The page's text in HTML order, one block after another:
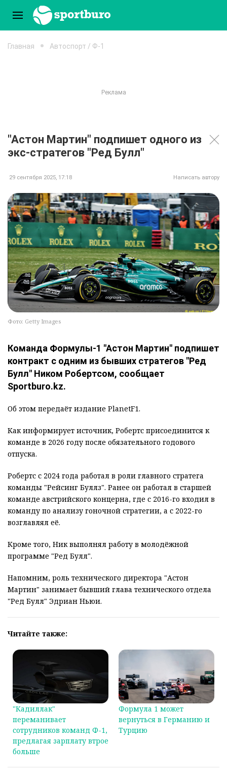
Главная Автоспорт / Ф-1
"Астон Мартин" подпишет одного из
экс-стратегов "Ред Булл"
29 сентября 2025, 17:18 Написать автору
Фото: Getty Images
Команда Формулы-1 "Астон Мартин" подпишет
контракт с одним из бывших стратегов "Ред
Булл" Ником Робертсом, сообщает
Sportburo.kz.
Об этом передаёт издание PlanetF1.
Как информирует источник, Робертс присоединится к
команде в 2026 году после обязательного годового
отпуска.
Робертс с 2024 года работал в роли главного стратега
команды "Рейсинг Буллз". Ранее он работал в старшей
команде австрийского концерна, где с 2016-го входил в
команду по анализу гоночной стратегии, а с 2022-го
возглавлял её.
Кроме того, Ник выполнял работу в молодёжной
программе "Ред Булл".
Напомним, роль технического директора "Астон
Мартин" занимает бывший глава технического отдела
"Ред Булл" Эдриан Ньюи.
Читайте также:
"Кадиллак"
переманивает
сотрудников команд Ф-1,
предлагая зарплату втрое
больше
Формула 1 может
вернуться в Германию и
Турцию